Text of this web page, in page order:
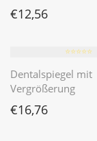
€12,56
⭐️⭐️⭐️⭐️⭐️
Dentalspiegel mit
Vergrößerung
€16,76